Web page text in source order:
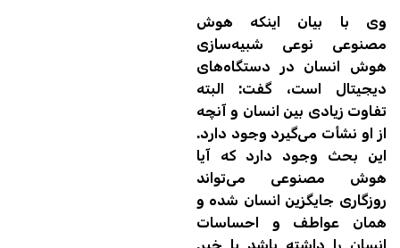
وی با بیان اینکه هوش
مصنوعی نوعی شبیه‌سازی
هوش انسان در دستگاه‌های
دیجیتال است، گفت: البته
تفاوت زیادی بین انسان و آنچه
از او نشأت می‌گیرد وجود دارد.
این بحث وجود دارد که آیا
هوش مصنوعی می‌تواند
روزگاری جایگزین انسان شده و
همان عواطف و احساسات